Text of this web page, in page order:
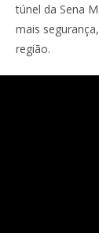
túnel da Sena
mais
região.